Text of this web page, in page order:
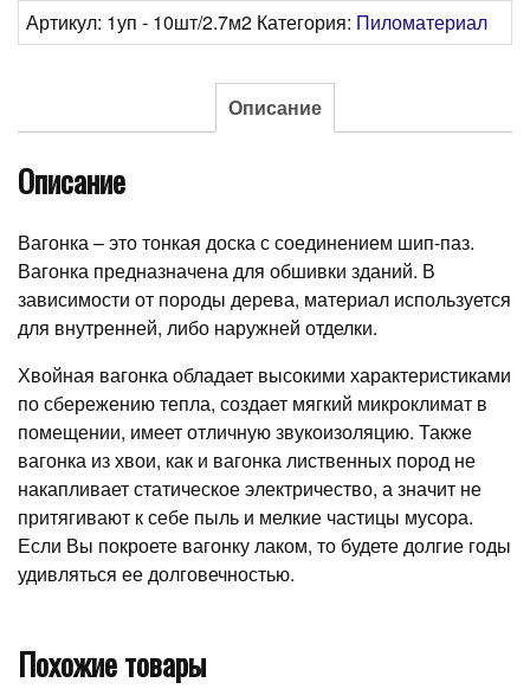
хвойная
90*12,5*3м
Артикул: 1уп - 10шт/2.7м2 Категория: Пиломатериал
Описание
Описание
Вагонка – это тонкая доска с соединением шип-паз.
Вагонка предназначена для обшивки зданий. В
зависимости от породы дерева, материал используется
для внутренней, либо наружней отделки.
Хвойная вагонка обладает высокими характеристиками
по сбережению тепла, создает мягкий микроклимат в
помещении, имеет отличную звукоизоляцию. Также
вагонка из хвои, как и вагонка лиственных пород не
накапливает статическое электричество, а значит не
притягивают к себе пыль и мелкие частицы мусора.
Если Вы покроете вагонку лаком, то будете долгие годы
удивляться ее долговечностью.
Похожие товары